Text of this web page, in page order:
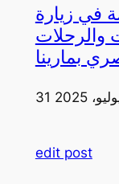
في زيارة
والرحلات
بمارينا
يوليو، 2025
edit post